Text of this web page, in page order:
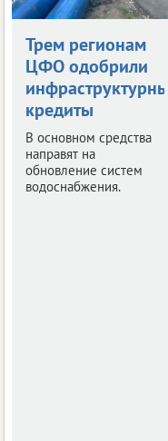
Трем регионам
ЦФО одобрили
инфраструктурные
кредиты
В основном средства
направят на
обновление систем
водоснабжения.